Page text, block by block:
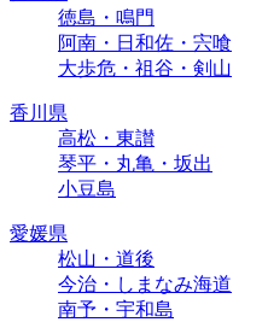
徳島・鳴門
阿南・日和佐・宍喰
大歩危・祖谷・剣山
香川県
高松・東讃
琴平・丸亀・坂出
小豆島
愛媛県
松山・道後
今治・しまなみ海道
南予・宇和島